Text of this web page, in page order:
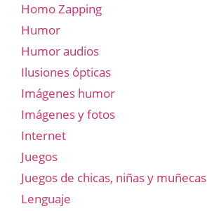
Homo Zapping
Humor
Humor audios
Ilusiones ópticas
Imágenes humor
Imágenes y fotos
Internet
Juegos
Juegos de chicas, niñas y muñecas
Lenguaje